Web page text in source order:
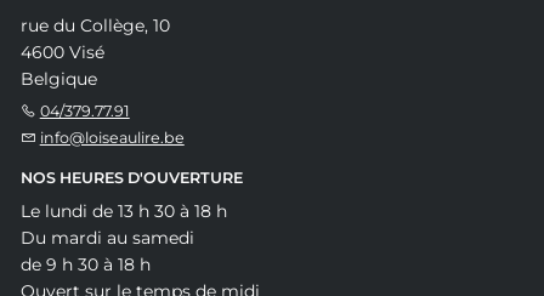
rue du Collège, 10
4600 Visé
Belgique
04/379.77.91
info@loiseaulire.be
NOS HEURES D'OUVERTURE
Le lundi de 13 h 30 à 18 h
Du mardi au samedi
de 9 h 30 à 18 h
Ouvert sur le temps de midi